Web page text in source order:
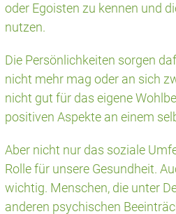
oder Egoisten zu kennen und
nutzen.
Die Persönlichkeiten sorgen
nicht mehr mag oder an sich
nicht gut für das eigene
positiven Aspekte an einem
Aber nicht nur das soziale
Rolle für unsere Gesundheit.
wichtig. Menschen, die unter
anderen psychischen